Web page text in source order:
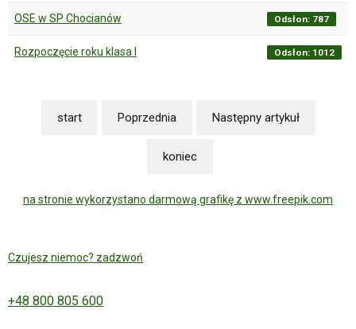
OSE w SP Chocianów Odsłon: 787
Rozpoczęcie roku klasa I Odsłon: 1012
start Poprzednia Następny artykuł
koniec
na stronie wykorzystano darmową grafikę z www.freepik.com
Czujesz niemoc? zadzwoń
+48 800 805 600